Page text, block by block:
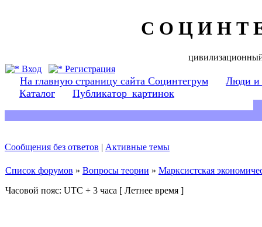
С О Ц И Н Т
Вход
Регистрация
На главную страницу сайта Социнтегрум
Люди и
Каталог
Публикатор_картинок
Сообщения без ответов | Активные темы
Список форумов » Вопросы теории » Марксистская
Часовой пояс: UTC + 3 часа [ Летнее время ]